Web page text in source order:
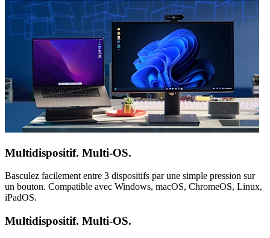
Multidispositif. Multi-OS.
Basculez facilement entre 3 dispositifs par une simple pression sur
un bouton. Compatible avec Windows, macOS, ChromeOS, Linux,
iPadOS.
Multidispositif. Multi-OS.